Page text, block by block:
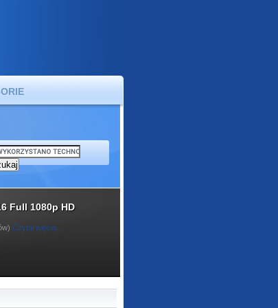
Full 1080p HD
Czytaj więcej...